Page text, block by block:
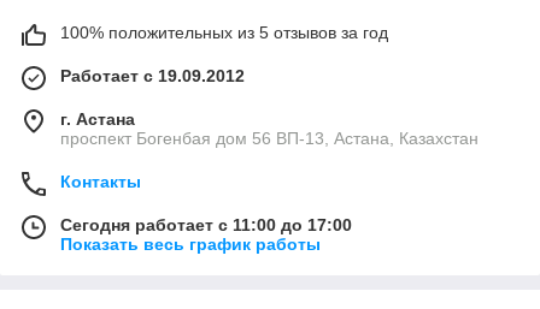
100% положительных из 5 отзывов за год
Работает с 19.09.2012
г. Астана
проспект Богенбая дом 56 ВП-13, Астана, Казахстан
Контакты
Сегодня работает с 11:00 до 17:00
Показать весь график работы